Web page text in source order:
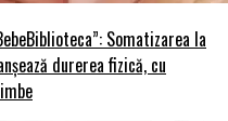
Somatizarea la
durerea fizică, cu